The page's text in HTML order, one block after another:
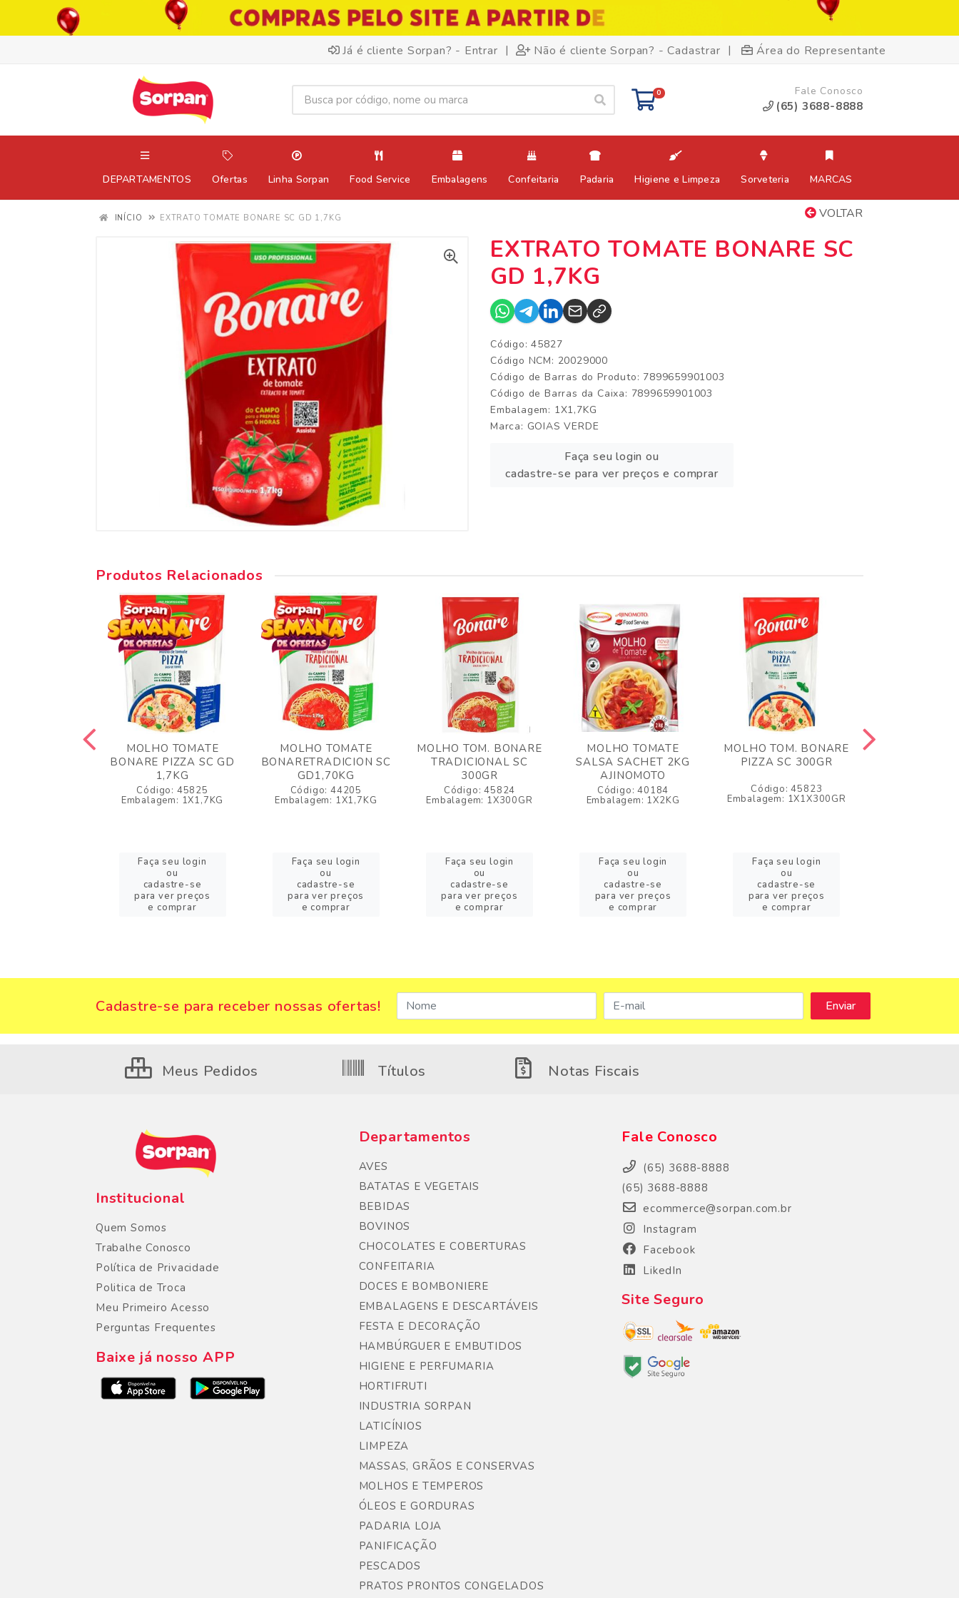
Já é cliente Sorpan? - Entrar | Não é cliente Sorpan? - Cadastrar | Área do Representante
0 Fale Conosco
(65) 3688-8888
DEPARTAMENTOS Ofertas Linha Sorpan Food Service Embalagens Confeitaria Padaria Higiene e Limpeza Sorveteria MARCAS
VOLTAR
INÍCIO EXTRATO TOMATE BONARE SC GD 1,7KG
EXTRATO TOMATE BONARE SC
GD 1,7KG
Código: 45827
Código NCM: 20029000
Código de Barras do Produto: 7899659901003
Código de Barras da Caixa: 7899659901003
Embalagem: 1X1,7KG
Marca: GOIAS VERDE
Faça seu login ou
cadastre-se para ver preços e comprar
Produtos Relacionados
MOLHO TOMATE
BONARE PIZZA SC GD
1,7KG
Código: 45825
Embalagem: 1X1,7KG
Faça seu login
ou
cadastre-se
para ver preços
e comprar
MOLHO TOMATE
BONARETRADICION SC
GD1,70KG
Código: 44205
Embalagem: 1X1,7KG
Faça seu login
ou
cadastre-se
para ver preços
e comprar
MOLHO TOM. BONARE
TRADICIONAL SC
300GR
Código: 45824
Embalagem: 1X300GR
Faça seu login
ou
cadastre-se
para ver preços
e comprar
MOLHO TOMATE
SALSA SACHET 2KG
AJINOMOTO
Código: 40184
Embalagem: 1X2KG
Faça seu login
ou
cadastre-se
para ver preços
e comprar
MOLHO TOM. BONARE
PIZZA SC 300GR
Código: 45823
Embalagem: 1X1X300GR
Faça seu login
ou
cadastre-se
para ver preços
e comprar
Cadastre-se para receber nossas ofertas!
Meus Pedidos Títulos Notas Fiscais
Institucional
Quem Somos
Trabalhe Conosco
Política de Privacidade
Politica de Troca
Meu Primeiro Acesso
Perguntas Frequentes
Baixe já nosso APP
Departamentos
AVES
BATATAS E VEGETAIS
BEBIDAS
BOVINOS
CHOCOLATES E COBERTURAS
CONFEITARIA
DOCES E BOMBONIERE
EMBALAGENS E DESCARTÁVEIS
FESTA E DECORAÇÃO
HAMBÚRGUER E EMBUTIDOS
HIGIENE E PERFUMARIA
HORTIFRUTI
INDUSTRIA SORPAN
LATICÍNIOS
LIMPEZA
MASSAS, GRÃOS E CONSERVAS
MOLHOS E TEMPEROS
ÓLEOS E GORDURAS
PADARIA LOJA
PANIFICAÇÃO
PESCADOS
PRATOS PRONTOS CONGELADOS
Fale Conosco
(65) 3688-8888
(65) 3688-8888
ecommerce@sorpan.com.br
Instagram
Facebook
LikedIn
Site Seguro